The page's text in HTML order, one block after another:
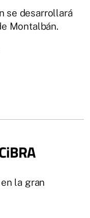
se desarrollará
Montalbán.
la gran